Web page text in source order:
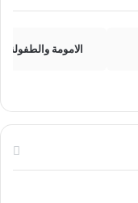
الامومة والطفولة